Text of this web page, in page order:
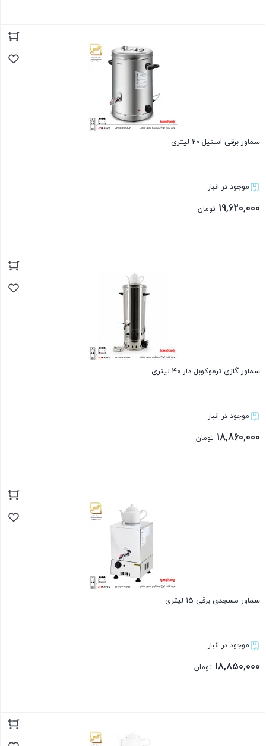
سماور برقی استیل 20 لیتری
موجود در انبار
19,620,000 تومان
سماور گازی ترموکوبل دار 40 لیتری
موجود در انبار
18,860,000 تومان
سماور مسجدی برقی 15 لیتری
موجود در انبار
18,850,000 تومان